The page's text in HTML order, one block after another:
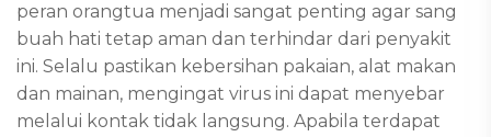
peran orangtua menjadi sangat penting agar sang
buah hati tetap aman dan terhindar dari penyakit
ini. Selalu pastikan kebersihan pakaian, alat makan
dan mainan, mengingat virus ini dapat menyebar
melalui kontak tidak langsung. Apabila terdapat